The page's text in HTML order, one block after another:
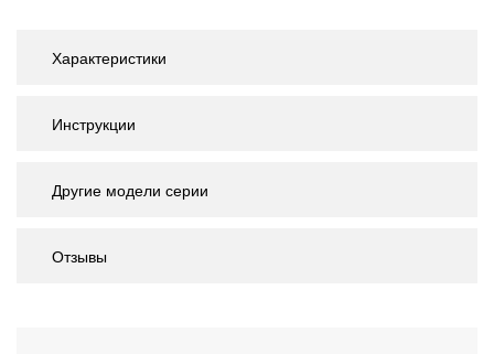
Характеристики
Инструкции
Другие модели серии
Отзывы